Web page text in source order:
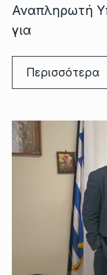
Αναπληρωτή
για
Περισσότερα